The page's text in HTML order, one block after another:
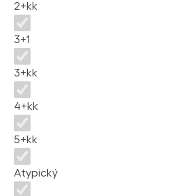
2+kk
3+1
3+kk
4+kk
5+kk
Atypický